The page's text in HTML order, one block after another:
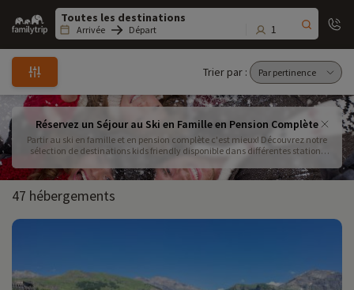
Family
trip
Arrivée Départ 1
Trier par :
Réservez un Séjour au Ski en Famille en Pension Complète
Partir au ski en famille et en pension complète c'est mieux! Découvrez notre
sélection de destinations kids friendly disponible dans différentes stations
clubs enfants, forfaits de remontées mécaniques et location de matériel ski
inclus! Cela vous permet de faire des économies : en effet chez Familytrip la
location de matériel ski est faite à prix coutant! Alors n’hésitez plus et
réserver votre séjour au ski en famille en tout compris pas cher.
47 hébergements